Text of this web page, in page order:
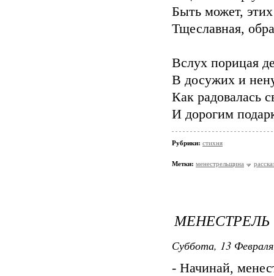
Быть может,
Тщеславная,
Вслух порицая
В досужих и
Как радовалась
И дорогим
Рубрики: стихня
Метки: менестрельщина
Суббота, 13
- Начинай,